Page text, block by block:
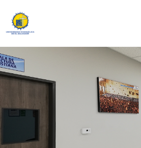
Communities & Collections
All of DSpace